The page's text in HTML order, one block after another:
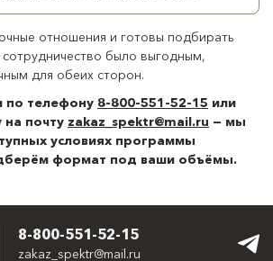
отношения и готовы подбирать
сотрудничество было выгодным,
для обеих сторон.
по телефону 8-800-551-52-15 или
на почту zakaz_spektr@mail.ru — мы
условиях программы
формат под ваши объёмы.
8-800-551-52-15
zakaz_spektr@mail.ru